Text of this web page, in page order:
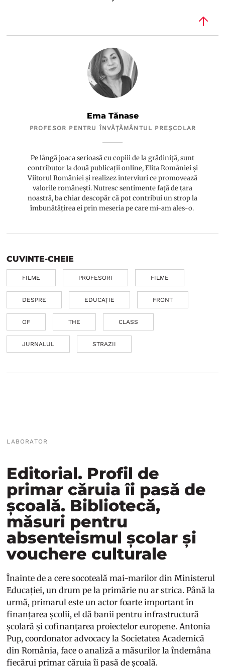
Ema Tănase
PROFESOR PENTRU ÎNVĂȚĂMÂNTUL PREȘCOLAR
Pe lângă joaca serioasă cu copiii de la grădiniță, sunt
contributor la două publicații online, Elita României și
Viitorul României și realizez interviuri ce promovează
valorile românești. Nutresc sentimente față de țara
noastră, ba chiar descopăr că pot contribui un strop la
îmbunătățirea ei prin meseria pe care mi-am ales-o.
CUVINTE-CHEIE
FILME PROFESORI FILME
DESPRE EDUCAȚIE FRONT
OF THE CLASS
JURNALUL STRAZII
LABORATOR
Editorial. Profil de
primar căruia îi pasă de
școală. Bibliotecă,
măsuri pentru
absenteismul școlar și
vouchere culturale
Înainte de a cere socoteală mai-marilor din Ministerul
Educației, un drum pe la primărie nu ar strica. Până la
urmă, primarul este un actor foarte important în
finanțarea școlii, el dă banii pentru infrastructură
școlară și cofinanțarea proiectelor europene. Antonia
Pup, coordonator advocacy la Societatea Academică
din România, face o analiză a măsurilor la îndemâna
fiecărui primar căruia îi pasă de școală.